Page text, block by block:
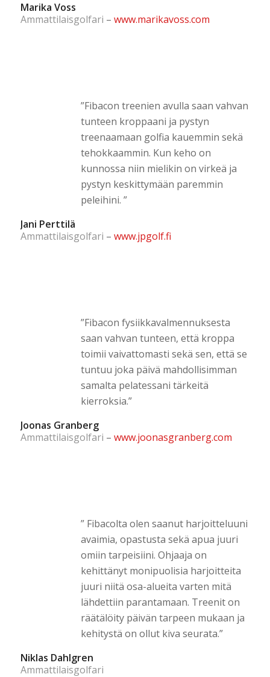
Marika Voss
Ammattilaisgolfari – www.marikavoss.com
”Fibacon treenien avulla saan vahvan
tunteen kroppaani ja pystyn
treenaamaan golfia kauemmin sekä
tehokkaammin. Kun keho on
kunnossa niin mielikin on virkeä ja
pystyn keskittymään paremmin
peleihini. ”
Jani Perttilä
Ammattilaisgolfari – www.jpgolf.fi
”Fibacon fysiikkavalmennuksesta
saan vahvan tunteen, että kroppa
toimii vaivattomasti sekä sen, että se
tuntuu joka päivä mahdollisimman
samalta pelatessani tärkeitä
kierroksia.”
Joonas Granberg
Ammattilaisgolfari – www.joonasgranberg.com
” Fibacolta olen saanut harjoitteluuni
avaimia, opastusta sekä apua juuri
omiin tarpeisiini. Ohjaaja on
kehittänyt monipuolisia harjoitteita
juuri niitä osa-alueita varten mitä
lähdettiin parantamaan. Treenit on
räätälöity päivän tarpeen mukaan ja
kehitystä on ollut kiva seurata.”
Niklas Dahlgren
Ammattilaisgolfari